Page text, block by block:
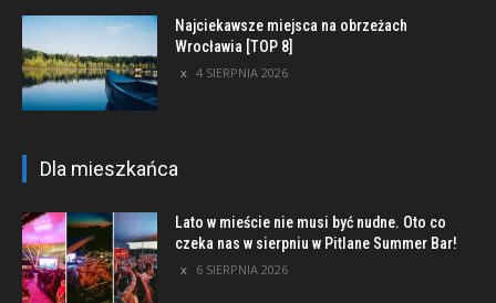
Najciekawsze miejsca na obrzeżach
Wrocławia [TOP 8]
4 SIERPNIA 2026
Dla mieszkańca
Lato w mieście nie musi być nudne. Oto co
czeka nas w sierpniu w Pitlane Summer Bar!
6 SIERPNIA 2026